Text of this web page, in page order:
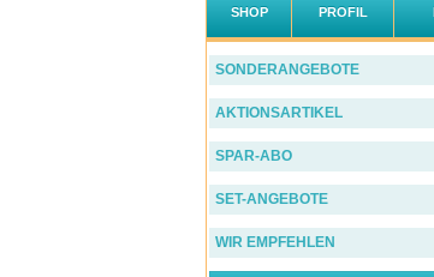
SHOP PROFIL
SONDERANGEBOTE
AKTIONSARTIKEL
SPAR-ABO
SET-ANGEBOTE
WIR EMPFEHLEN